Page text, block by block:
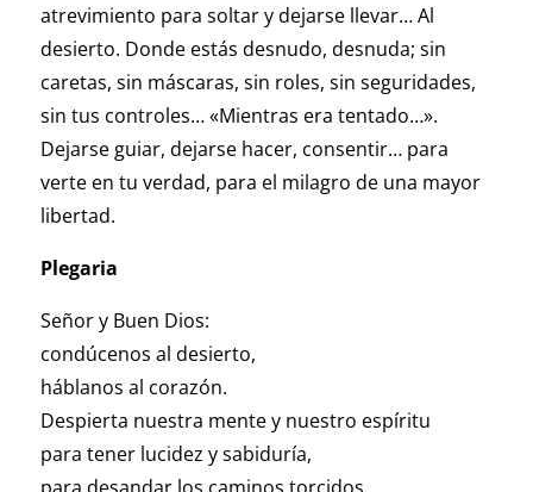
atrevimiento para soltar y dejarse llevar… Al
desierto. Donde estás desnudo, desnuda; sin
caretas, sin máscaras, sin roles, sin seguridades,
sin tus controles… «Mientras era tentado…».
Dejarse guiar, dejarse hacer, consentir… para
verte en tu verdad, para el milagro de una mayor
libertad.
Plegaria
Señor y Buen Dios:
condúcenos al desierto,
háblanos al corazón.
Despierta nuestra mente y nuestro espíritu
para tener lucidez y sabiduría,
para desandar los caminos torcidos,